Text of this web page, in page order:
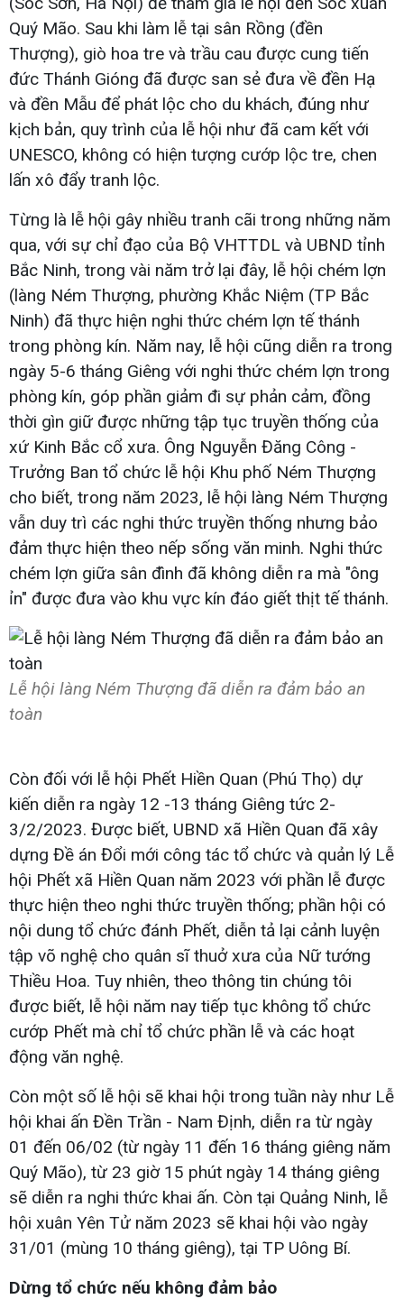
Quý Mão. Sau khi làm lễ tại sân Rồng (đền
Thượng), giò hoa tre và trầu cau được cung tiến
đức Thánh Gióng đã được san sẻ đưa về đền Hạ
và đền Mẫu để phát lộc cho du khách, đúng như
kịch bản, quy trình của lễ hội như đã cam kết với
UNESCO, không có hiện tượng cướp lộc tre, chen
lấn xô đẩy tranh lộc.
Từng là lễ hội gây nhiều tranh cãi trong những năm
qua, với sự chỉ đạo của Bộ VHTTDL và UBND tỉnh
Bắc Ninh, trong vài năm trở lại đây, lễ hội chém lợn
(làng Ném Thượng, phường Khắc Niệm (TP Bắc
Ninh) đã thực hiện nghi thức chém lợn tế thánh
trong phòng kín. Năm nay, lễ hội cũng diễn ra trong
ngày 5-6 tháng Giêng với nghi thức chém lợn trong
phòng kín, góp phần giảm đi sự phản cảm, đồng
thời gìn giữ được những tập tục truyền thống của
xứ Kinh Bắc cổ xưa. Ông Nguyễn Đăng Công -
Trưởng Ban tổ chức lễ hội Khu phố Ném Thượng
cho biết, trong năm 2023, lễ hội làng Ném Thượng
vẫn duy trì các nghi thức truyền thống nhưng bảo
đảm thực hiện theo nếp sống văn minh. Nghi thức
chém lợn giữa sân đình đã không diễn ra mà "ông
ỉn" được đưa vào khu vực kín đáo giết thịt tế thánh.
Lễ hội làng Ném Thượng đã diễn ra đảm bảo an
toàn
Còn đối với lễ hội Phết Hiền Quan (Phú Thọ) dự
kiến diễn ra ngày 12 -13 tháng Giêng tức 2-
3/2/2023. Được biết, UBND xã Hiền Quan đã xây
dựng Đề án Đổi mới công tác tổ chức và quản lý Lễ
hội Phết xã Hiền Quan năm 2023 với phần lễ được
thực hiện theo nghi thức truyền thống; phần hội có
nội dung tổ chức đánh Phết, diễn tả lại cảnh luyện
tập võ nghệ cho quân sĩ thuở xưa của Nữ tướng
Thiều Hoa. Tuy nhiên, theo thông tin chúng tôi
được biết, lễ hội năm nay tiếp tục không tổ chức
cướp Phết mà chỉ tổ chức phần lễ và các hoạt
động văn nghệ.
Còn một số lễ hội sẽ khai hội trong tuần này như Lễ
hội khai ấn Đền Trần - Nam Định, diễn ra từ ngày
01 đến 06/02 (từ ngày 11 đến 16 tháng giêng năm
Quý Mão), từ 23 giờ 15 phút ngày 14 tháng giêng
sẽ diễn ra nghi thức khai ấn. Còn tại Quảng Ninh, lễ
hội xuân Yên Tử năm 2023 sẽ khai hội vào ngày
31/01 (mùng 10 tháng giêng), tại TP Uông Bí.
Dừng tổ chức nếu không đảm bảo